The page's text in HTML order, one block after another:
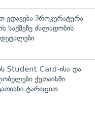
ედავება პროკურატურა
საქმეზე ძალადობის
დეტალები
Student Card-ისა და
ქუთაისში
ტარიფით